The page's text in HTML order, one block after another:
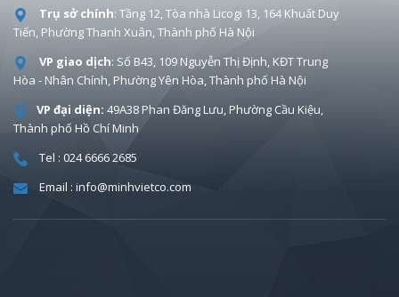
Trụ sở chính: Tầng 12, Tòa nhà Licogi 13, 164 Khuất Duy
Tiến, Phường Thanh Xuân, Thành phố Hà Nội
VP giao dịch: Số B43, 109 Nguyễn Thị Định, KĐT Trung
Hòa - Nhân Chính, Phường Yên Hòa, Thành phố Hà Nội
VP đại diện: 49A38 Phan Đăng Lưu, Phường Cầu Kiệu,
Thành phố Hồ Chí Minh
Tel : 024 6666 2685
Email : info@minhvietco.com